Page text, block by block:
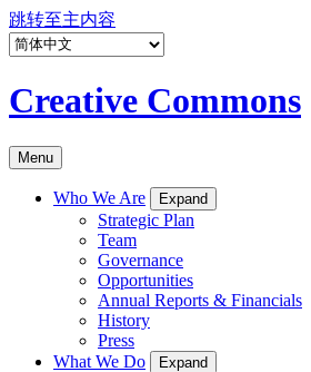
跳转至主内容
Creative Commons
Menu
Who We Are Expand
Strategic Plan
Team
Governance
Opportunities
Annual Reports & Financials
History
Press
What We Do
Expand